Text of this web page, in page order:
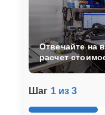
Шаг 1 из 3
Отвечайте на
расчет